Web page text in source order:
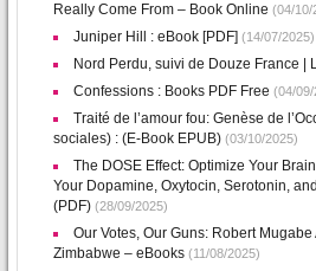
Really Come From – Book Online (04/10/
Juniper Hill : eBook [PDF] (14/07/2025)
Nord Perdu, suivi de Douze France |
Confessions : Books PDF Free (04/09/
Traité de l’amour fou: Genèse de
sociales) : (E-Book EPUB) (03/10/2025)
The DOSE Effect: Optimize Your
Your Dopamine, Oxytocin, Serotonin,
(PDF) (28/09/2025)
Our Votes, Our Guns: Robert
Zimbabwe – eBooks (11/08/2025)